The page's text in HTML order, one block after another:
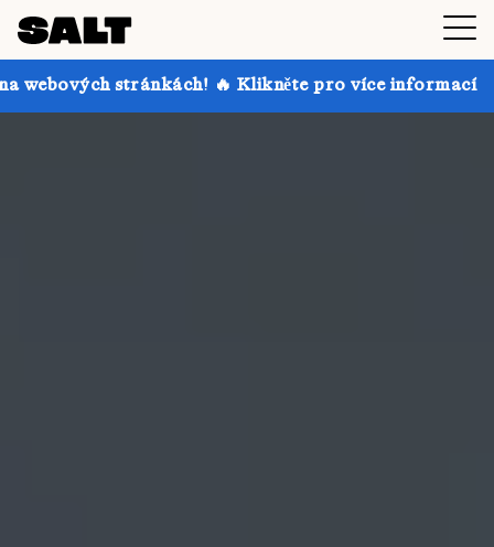
🔥 Klikněte pro více informací Získejte až